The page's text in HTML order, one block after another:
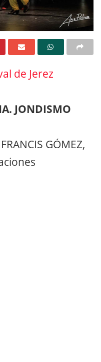
de Jerez
JONDISMO
GÓMEZ,